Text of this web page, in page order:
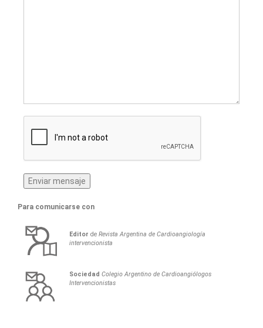
Para comunicarse con
Editor deRevista Argentina de Cardioangiología
intervencionista
Sociedad Colegio Argentino de Cardioangiólogos
Intervencionistas